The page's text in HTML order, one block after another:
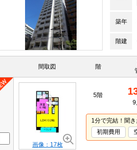
築年
階建
間取図 階
画像：17枚
5階
1分で完結！聞
初期費用